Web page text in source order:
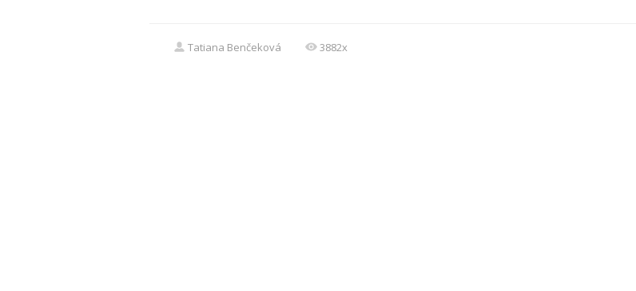
Tatiana Benčeková 3882x